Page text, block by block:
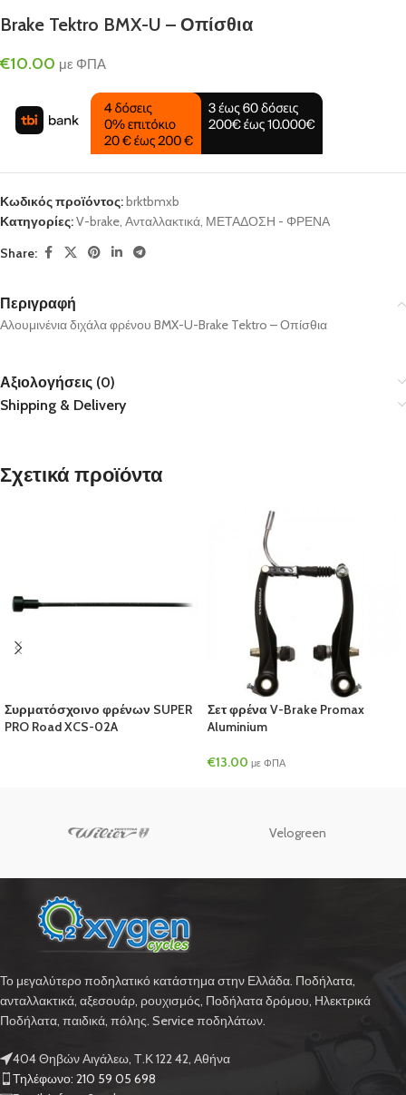
Brake Tektro BMX-U – Οπίσθια
€10.00 με ΦΠΑ
Κωδικός προϊόντος:brktbmxb
Κατηγορίες:V-brake, Ανταλλακτικά, ΜΕΤΑΔΟΣΗ - ΦΡΕΝΑ
Share:
Περιγραφή
Αλουμινένια διχάλα φρένου BMX-U-Brake Tektro – Οπίσθια
Αξιολογήσεις (0)
Shipping & Delivery
Σχετικά προϊόντα
Συρματόσχοινο φρένων SUPER
PRO Road XCS-02A
Σετ φρένα V-Brake Promax
Aluminium
€13.00 με ΦΠΑ
Velogreen
Το μεγαλύτερο ποδηλατικό κατάστημα στην Ελλάδα. Ποδήλατα,
ανταλλακτικά, αξεσουάρ, ρουχισμός, Ποδήλατα δρόμου, Ηλεκτρικά
Ποδήλατα, παιδικά, πόλης. Service ποδηλάτων.
404 Θηβών Αιγάλεω, Τ.Κ 122 42, Αθήνα
Τηλέφωνο: 210 59 05 698